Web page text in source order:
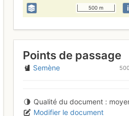
500 m i
Points de passage
Semène
Qualité du document
Modifier le document